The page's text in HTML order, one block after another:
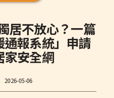
居不放心？一篇
報系統」申請
家安全網
2026-05-06